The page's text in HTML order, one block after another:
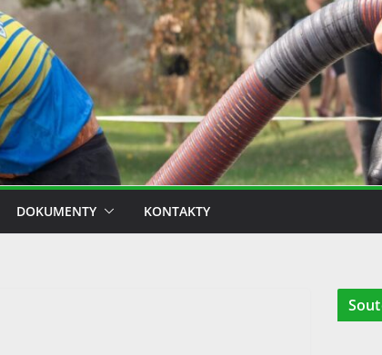
DOKUMENTY KONTAKTY